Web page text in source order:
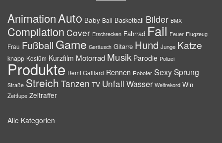
AnimationAuto Baby Ball Basketball Bilder BMX
Compilation Cover Erschrecken Fahrrad Fail Feuer Flugzeug
Frau Fußball Game Geräusch Gitarre Hund Junge Katze
knapp Kostüm Kurzfilm Motorrad Musik Parodie Polizei
Produkte Remi Gaillard Rennen Roboter SexySprung
Straße Streich Tanzen TV Unfall Wasser Weltrekord Win
Zeitlupe Zeitraffer
Alle Kategorien